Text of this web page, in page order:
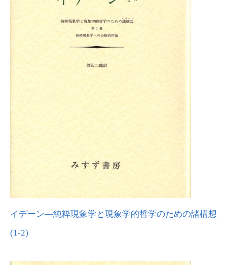
イデーン―純粋現象学と現象学的哲学のための諸構想
(1-2)